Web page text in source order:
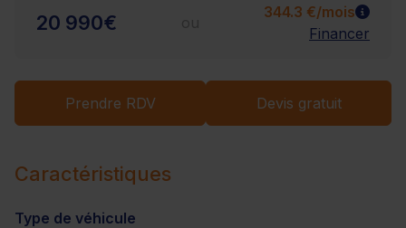
20 990€
344.3 €/mois
Financer
Prendre RDV Devis gratuit
Caractéristiques
Type de véhicule